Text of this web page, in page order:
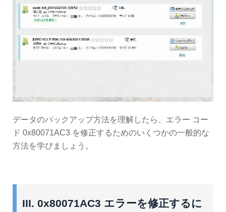
データのバックアップ方法を理解したら、エラー コー
ド 0x80071AC3 を修正するためのいくつかの一般的な
方法を学びましょう。
III. 0x80071AC3 エラーを修正するに